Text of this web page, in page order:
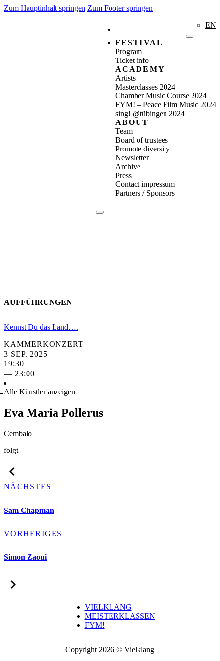
Zum Hauptinhalt springen Zum Footer springen
EN
FESTIVAL
Program
Ticket info
ACADEMY
Artists
Masterclasses 2024
Chamber Music Course 2024
FYM! – Peace Film Music 2024
sing! @tübingen 2024
ABOUT
Team
Board of trustees
Promote diversity
Newsletter
Archive
Press
Contact impressum
Partners / Sponsors
AUFFÜHRUNGEN
Kennst Du das Land….
KAMMERKONZERT
3 SEP. 2025
19:30
— 23:00
Alle Künstler anzeigen
Eva Maria Pollerus
Cembalo
folgt
NÄCHSTES
Sam Chapman
VORHERIGES
Simon Zaoui
Copyright 2026 © Vielklang
VIELKLANG
MEISTERKLASSEN
FYM!